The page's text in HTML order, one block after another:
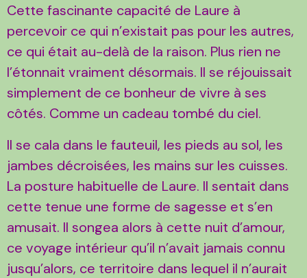
Cette fascinante capacité de Laure à
percevoir ce qui n’existait pas pour les autres,
ce qui était au-delà de la raison. Plus rien ne
l’étonnait vraiment désormais. Il se réjouissait
simplement de ce bonheur de vivre à ses
côtés. Comme un cadeau tombé du ciel.
Il se cala dans le fauteuil, les pieds au sol, les
jambes décroisées, les mains sur les cuisses.
La posture habituelle de Laure. Il sentait dans
cette tenue une forme de sagesse et s’en
amusait. Il songea alors à cette nuit d’amour,
ce voyage intérieur qu’il n’avait jamais connu
jusqu’alors, ce territoire dans lequel il n’aurait